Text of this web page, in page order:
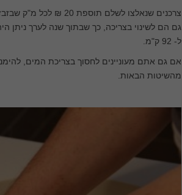
צרכנים שנאלצו לשלם
ל- 92 ק"מ.
אם גם אתם מעוניינים לחסוך בצריכת המים,
מהשיטות הבאות.